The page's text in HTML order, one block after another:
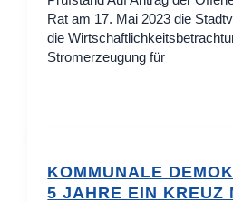
Rat am 17. Mai 2023 die
die
Stromerzeugung für
KOMMUNALE
5 JAHRE EIN KREUZ